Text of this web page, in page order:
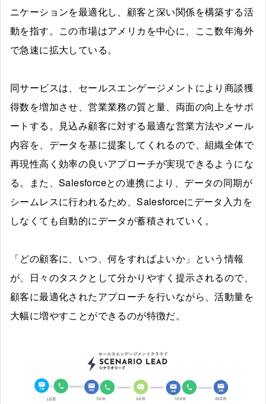
ニケーションを最適化し、顧客と深い関係を構築する活
動を指す。この市場はアメリカを中心に、ここ数年海外
で急速に拡大している。
同サービスは、セールスエンゲージメントにより商談獲
得数を増加させ、営業業務の質と量、両面の向上をサポ
ートする。見込み顧客に対する最適な営業方法やメール
内容を、データを基に提案してくれるので、組織全体で
再現性高く効率の良いアプローチが実現できるようにな
る。また、Salesforceとの連携により、データの同期が
シームレスに行われるため、Salesforceにデータ入力を
しなくても自動的にデータが蓄積されていく。
「どの顧客に、いつ、何をすればよいか」という情報
が、日々のタスクとして分かりやすく提示されるので、
顧客に最適化されたアプローチを行いながら、活動量を
大幅に増やすことができるのが特徴だ。